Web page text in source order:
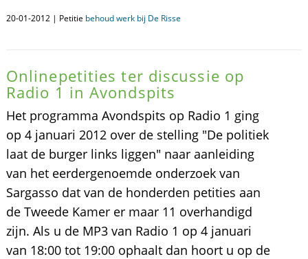
20-01-2012 | Petitie behoud werk bij De Risse
Onlinepetities ter discussie op
Radio 1 in Avondspits
Het programma Avondspits op Radio 1 ging
op 4 januari 2012 over de stelling "De politiek
laat de burger links liggen" naar aanleiding
van het eerdergenoemde onderzoek van
Sargasso dat van de honderden petities aan
de Tweede Kamer er maar 11 overhandigd
zijn. Als u de MP3 van Radio 1 op 4 januari
van 18:00 tot 19:00 ophaalt dan hoort u op de